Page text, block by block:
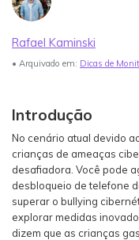
Veja Mais >
search
Rafael Kaminski
• Arquivado em: Dicas de
Introdução
No cenário atual devido
crianças de ameaças
desafiadora. Você pode
desbloqueio de telefone
superar o bullying
explorar medidas
dizem que as crianças